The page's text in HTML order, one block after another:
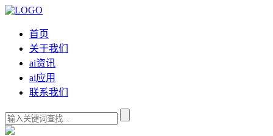
首页
关于我们
ai资讯
ai应用
联系我们